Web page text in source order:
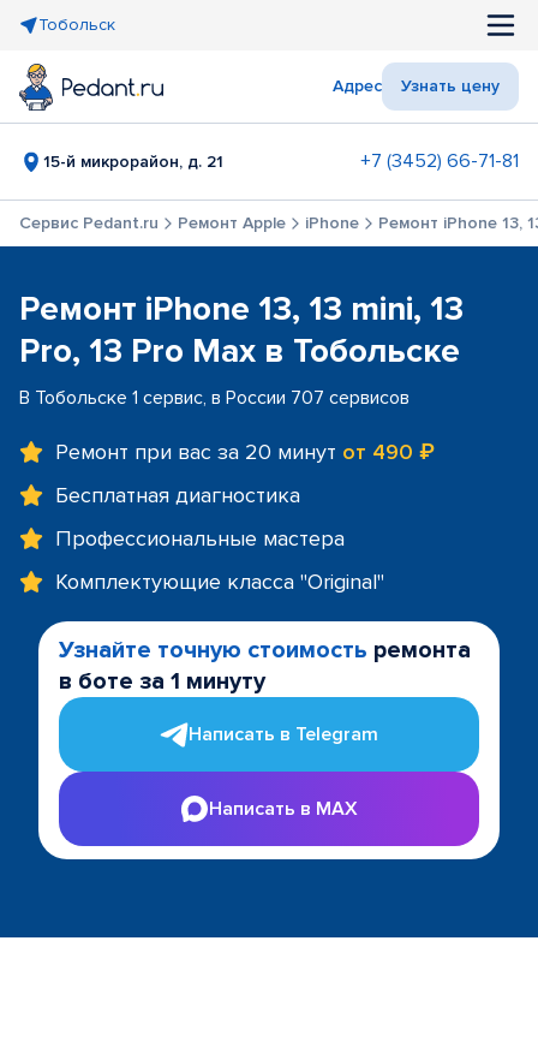
Тобольск
Адрес Узнать цену
15-й микрорайон, д. 21 +7 (3452) 66-71-81
Сервис Pedant.ru Ремонт Apple iPhone Ремонт iPhone 13,
Ремонт iPhone 13, 13 mini, 13
Pro, 13 Pro Max в Тобольске
В Тобольске 1 сервис, в России 707 сервисов
Ремонт при вас за 20 минут от 490 ₽
Бесплатная диагностика
Профессиональные мастера
Комплектующие класса "Original"
Узнайте точную стоимость ремонта
в боте за 1 минуту
Написать в Telegram
Написать в MAX